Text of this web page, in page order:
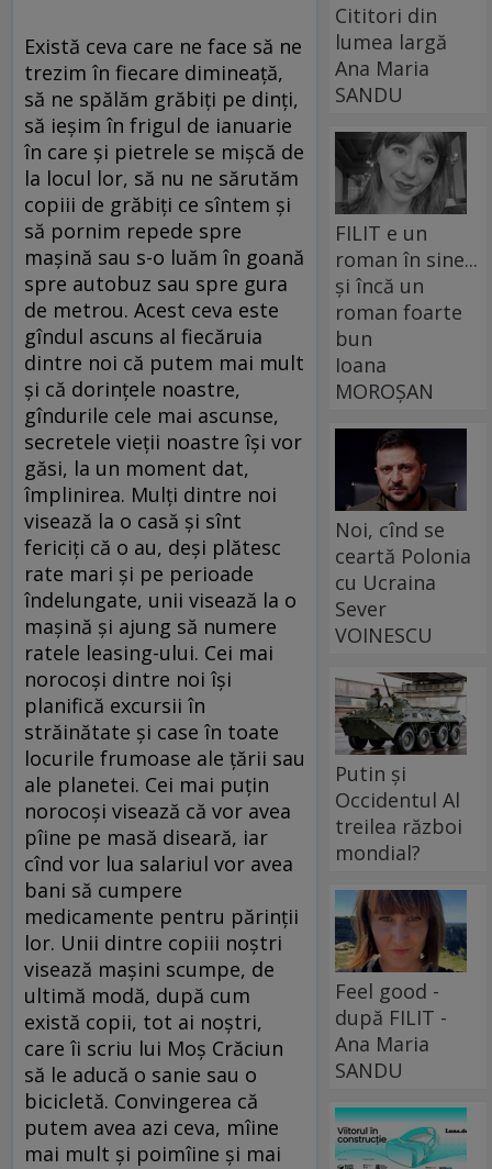
Există ceva care ne face să ne
trezim în fiecare dimineaţă,
să ne spălăm grăbiţi pe dinţi,
să ieşim în frigul de ianuarie
în care şi pietrele se mişcă de
la locul lor, să nu ne sărutăm
copiii de grăbiţi ce sîntem şi
să pornim repede spre
maşină sau s-o luăm în goană
spre autobuz sau spre gura
de metrou. Acest ceva este
gîndul ascuns al fiecăruia
dintre noi că putem mai mult
şi că dorinţele noastre,
gîndurile cele mai ascunse,
secretele vieţii noastre îşi vor
găsi, la un moment dat,
împlinirea. Mulţi dintre noi
visează la o casă şi sînt
fericiţi că o au, deşi plătesc
rate mari şi pe perioade
îndelungate, unii visează la o
maşină şi ajung să numere
ratele leasing-ului. Cei mai
norocoşi dintre noi îşi
planifică excursii în
străinătate şi case în toate
locurile frumoase ale ţării sau
ale planetei. Cei mai puţin
norocoşi visează că vor avea
pîine pe masă diseară, iar
cînd vor lua salariul vor avea
bani să cumpere
medicamente pentru părinţii
lor. Unii dintre copiii noştri
visează maşini scumpe, de
ultimă modă, după cum
există copii, tot ai noştri,
care îi scriu lui Moş Crăciun
să le aducă o sanie sau o
bicicletă. Convingerea că
putem avea azi ceva, mîine
mai mult şi poimîine şi mai
Cititori din
lumea largă
Ana Maria
SANDU
FILIT e un
roman în sine...
și încă un
roman foarte
bun
Ioana
MOROȘAN
Noi, cînd se
ceartă Polonia
cu Ucraina
Sever
VOINESCU
Putin și
Occidentul Al
treilea război
mondial?
Feel good -
după FILIT -
Ana Maria
SANDU